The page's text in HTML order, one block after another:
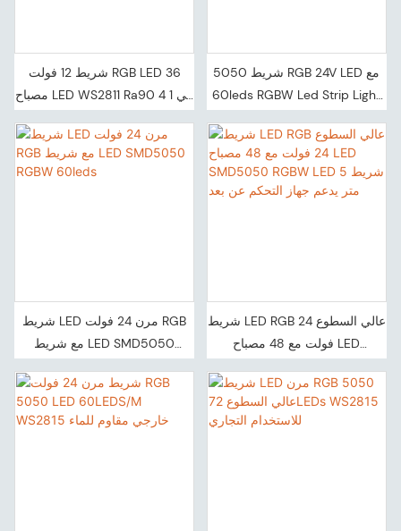
شريط 12 فولت RGB LED 36
مصباح LED WS2811 Ra90 4 في 1
شريط 5050 RGB 24V LED مع
60leds RGBW Led Strip Light
شريط LED مرن 24 فولت RGB
مع شريط LED SMD5050
شريط LED RGB عالي السطوع 24
فولت مع 48 مصباح LED
متر يدعم جهاز التحكم عن بعد